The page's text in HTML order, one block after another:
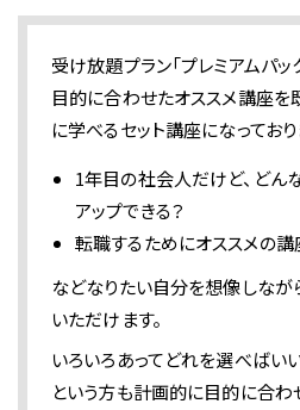
受け放題プラン「プレミアムパッ
目的に合わせたオススメ講座を
に学べるセット講座になっており
1年目の社会人だけど、どん
アップできる？
転職するためにオススメの講
などなりたい自分を想像しな
いただけます。
いろいろあってどれを選べばい
という方も計画的に目的に合